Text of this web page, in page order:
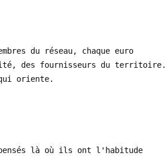
du réseau, chaque euro
des fournisseurs du territoire.
oriente.
là où ils ont l'habitude